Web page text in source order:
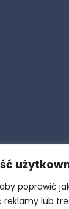
poprawić
reklamy lub